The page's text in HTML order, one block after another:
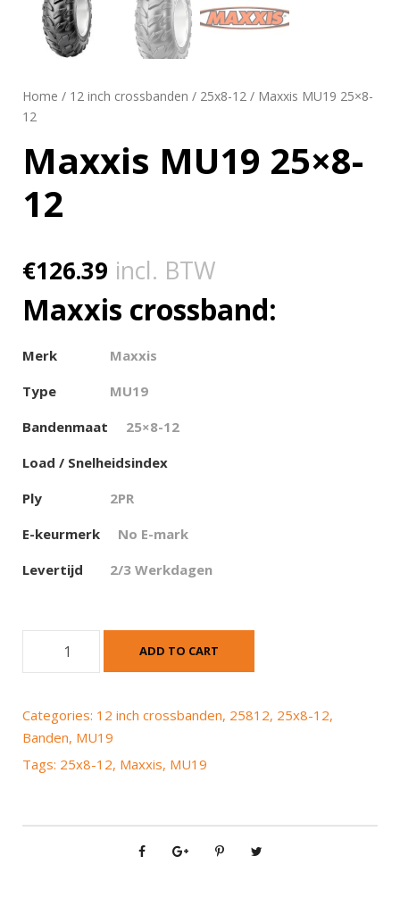
Home / 12 inch crossbanden / 25x8-12 / Maxxis MU19 25×8-
12
Maxxis MU19 25×8-
12
€126.39 incl. BTW
Maxxis crossband:
Merk
Maxxis
Type
MU19
Bandenmaat
25×8-12
Load / Snelheidsindex
Ply
2PR
E-keurmerk
No E-mark
Levertijd
2/3 Werkdagen
M
ADD TO CART
Categories: 12 inch crossbanden, 25812, 25x8-12,
Banden, MU19
Tags: 25x8-12, Maxxis, MU19